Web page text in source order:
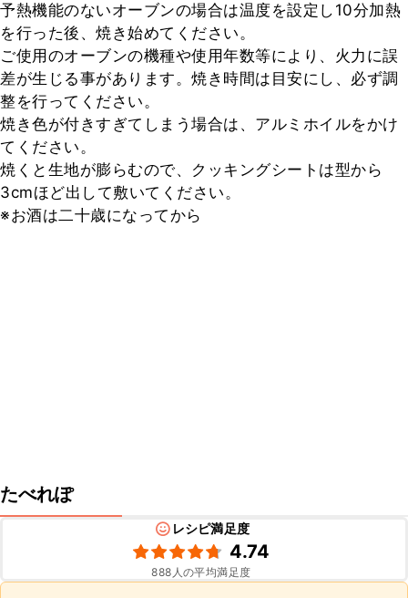
予熱機能のないオーブンの場合は温度を設定し10分加熱
を行った後、焼き始めてください。
ご使用のオーブンの機種や使用年数等により、火力に誤
差が生じる事があります。焼き時間は目安にし、必ず調
整を行ってください。
焼き色が付きすぎてしまう場合は、アルミホイルをかけ
てください。
焼くと生地が膨らむので、クッキングシートは型から
3cmほど出して敷いてください。
※お酒は二十歳になってから
たべれぽ
レシピ満足度
4.74
888 人の平均満足度